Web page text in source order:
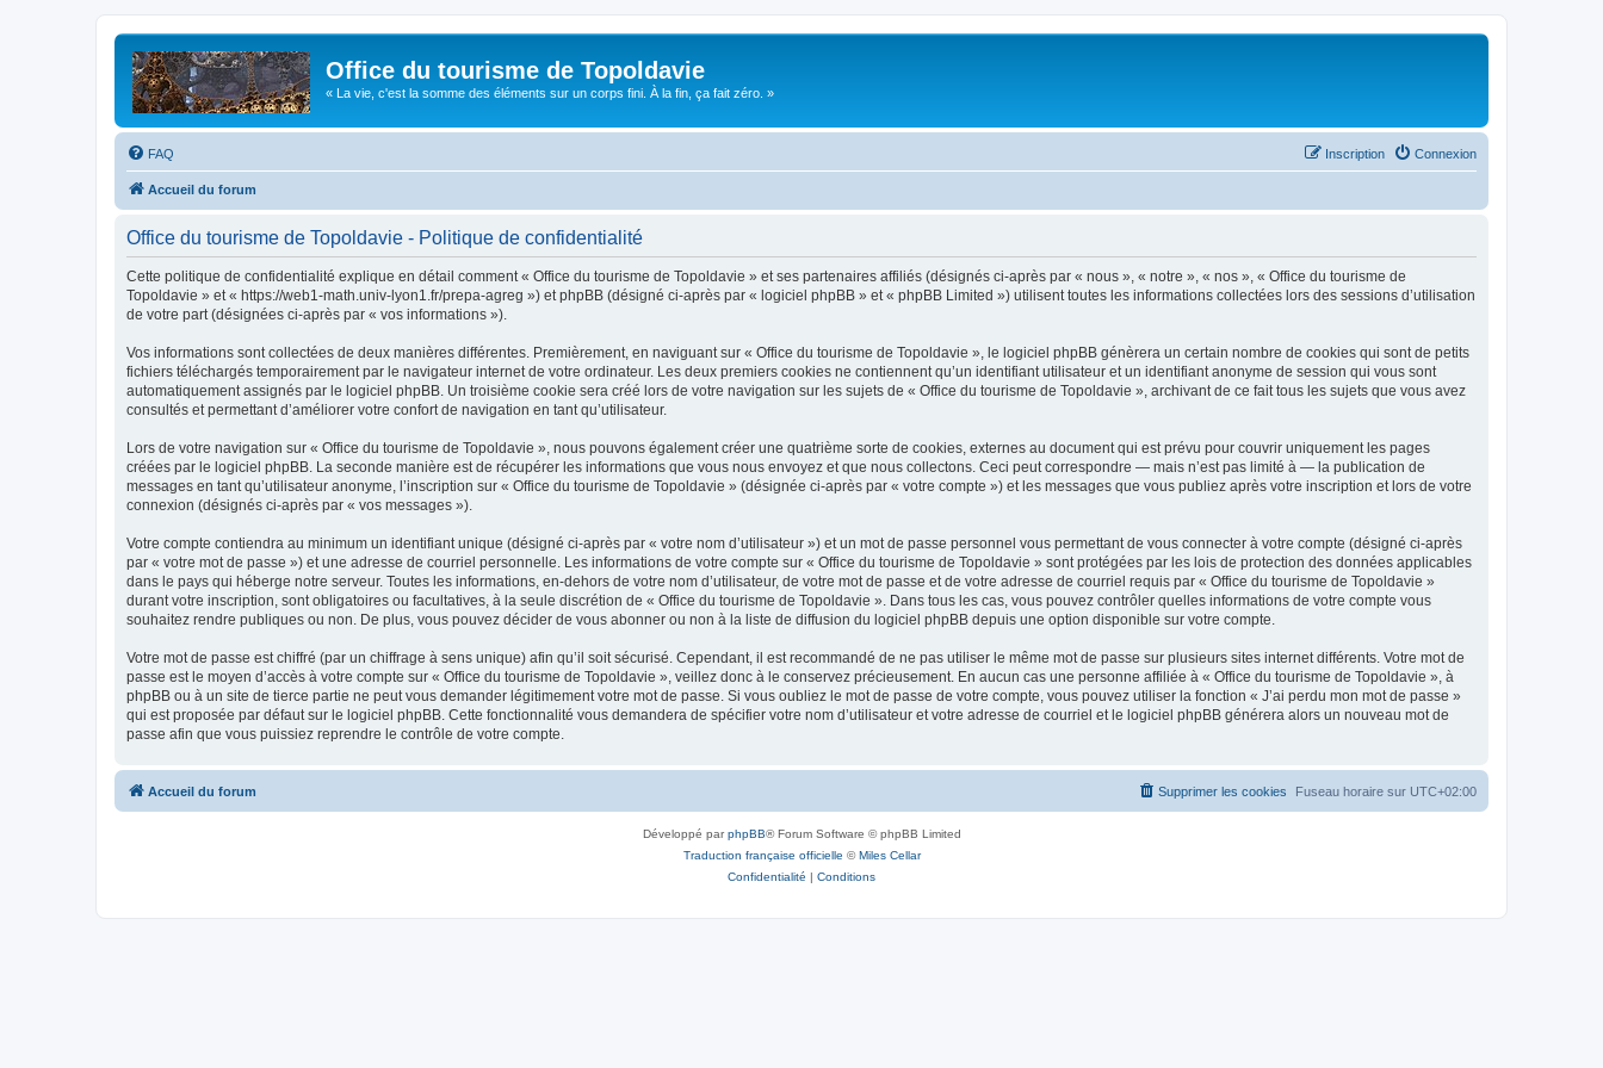
Office du tourisme de Topoldavie
« La vie, c'est la somme des éléments sur un corps fini. À la fin, ça fait zéro. »
FAQ Connexion
Inscription
Accueil du forum
Office du tourisme de Topoldavie - Politique de confidentialité
Cette politique de confidentialité explique en détail comment « Office du tourisme de Topoldavie » et ses partenaires affiliés (désignés ci-après par « nous », « notre », « nos », « Office du tourisme de
Topoldavie » et « https://web1-math.univ-lyon1.fr/prepa-agreg ») et phpBB (désigné ci-après par « logiciel phpBB » et « phpBB Limited ») utilisent toutes les informations collectées lors des sessions d’utilisation
de votre part (désignées ci-après par « vos informations »).
Vos informations sont collectées de deux manières différentes. Premièrement, en naviguant sur « Office du tourisme de Topoldavie », le logiciel phpBB génèrera un certain nombre de cookies qui sont de petits
fichiers téléchargés temporairement par le navigateur internet de votre ordinateur. Les deux premiers cookies ne contiennent qu’un identifiant utilisateur et un identifiant anonyme de session qui vous sont
automatiquement assignés par le logiciel phpBB. Un troisième cookie sera créé lors de votre navigation sur les sujets de « Office du tourisme de Topoldavie », archivant de ce fait tous les sujets que vous avez
consultés et permettant d’améliorer votre confort de navigation en tant qu’utilisateur.
Lors de votre navigation sur « Office du tourisme de Topoldavie », nous pouvons également créer une quatrième sorte de cookies, externes au document qui est prévu pour couvrir uniquement les pages
créées par le logiciel phpBB. La seconde manière est de récupérer les informations que vous nous envoyez et que nous collectons. Ceci peut correspondre — mais n’est pas limité à — la publication de
messages en tant qu’utilisateur anonyme, l’inscription sur « Office du tourisme de Topoldavie » (désignée ci-après par « votre compte ») et les messages que vous publiez après votre inscription et lors de votre
connexion (désignés ci-après par « vos messages »).
Votre compte contiendra au minimum un identifiant unique (désigné ci-après par « votre nom d’utilisateur ») et un mot de passe personnel vous permettant de vous connecter à votre compte (désigné ci-après
par « votre mot de passe ») et une adresse de courriel personnelle. Les informations de votre compte sur « Office du tourisme de Topoldavie » sont protégées par les lois de protection des données applicables
dans le pays qui héberge notre serveur. Toutes les informations, en-dehors de votre nom d’utilisateur, de votre mot de passe et de votre adresse de courriel requis par « Office du tourisme de Topoldavie »
durant votre inscription, sont obligatoires ou facultatives, à la seule discrétion de « Office du tourisme de Topoldavie ». Dans tous les cas, vous pouvez contrôler quelles informations de votre compte vous
souhaitez rendre publiques ou non. De plus, vous pouvez décider de vous abonner ou non à la liste de diffusion du logiciel phpBB depuis une option disponible sur votre compte.
Votre mot de passe est chiffré (par un chiffrage à sens unique) afin qu’il soit sécurisé. Cependant, il est recommandé de ne pas utiliser le même mot de passe sur plusieurs sites internet différents. Votre mot de
passe est le moyen d’accès à votre compte sur « Office du tourisme de Topoldavie », veillez donc à le conservez précieusement. En aucun cas une personne affiliée à « Office du tourisme de Topoldavie », à
phpBB ou à un site de tierce partie ne peut vous demander légitimement votre mot de passe. Si vous oubliez le mot de passe de votre compte, vous pouvez utiliser la fonction « J’ai perdu mon mot de passe »
qui est proposée par défaut sur le logiciel phpBB. Cette fonctionnalité vous demandera de spécifier votre nom d’utilisateur et votre adresse de courriel et le logiciel phpBB générera alors un nouveau mot de
passe afin que vous puissiez reprendre le contrôle de votre compte.
Accueil du forum Fuseau horaire sur UTC+02:00
Supprimer les cookies
Développé parphpBB® Forum Software © phpBB Limited
Traduction française officielle ©Miles Cellar
Confidentialité | Conditions